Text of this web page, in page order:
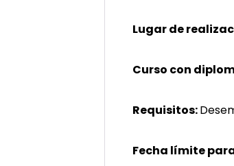
Lugar de
Curso con
Requisitos:
Fecha límite